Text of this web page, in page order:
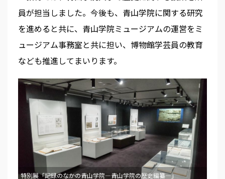
員が担当しました。今後も、青山学院に関する研究
を進めると共に、青山学院ミュージアムの運営をミ
ュージアム事務室と共に担い、博物館学芸員の教育
なども推進してまいります。
特別展「記録のなかの青山学院―青山学院の歴史編纂―」